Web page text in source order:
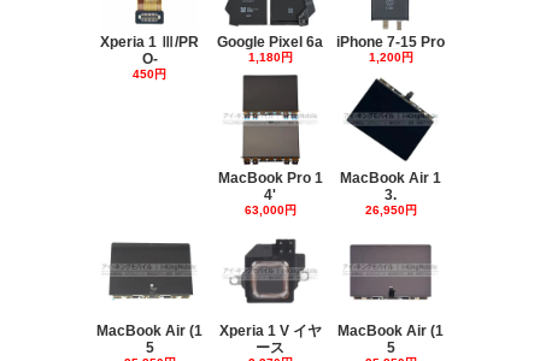
Xperia 1 Ⅲ/PR
O-
450円
Google Pixel 6a
1,180円
iPhone 7-15 Pro
1,200円
MacBook Pro 1
4'
63,000円
MacBook Air 1
3.
26,950円
MacBook Air (1
5
Xperia 1 V イヤ
ース
MacBook Air (1
5